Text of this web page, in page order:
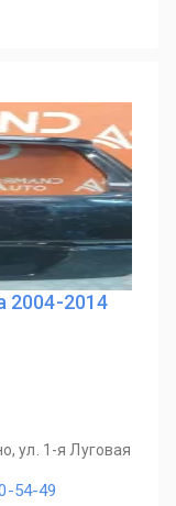
2004-2014
ул. 1-я Луговая
54-49